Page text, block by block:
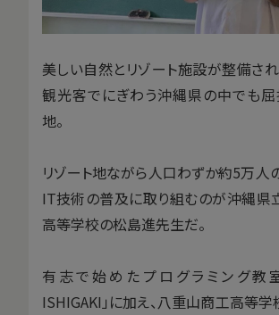
美しい自然とリゾート施設が整備さ
観光客でにぎわう沖縄県の中でも屈
地。
リゾート地ながら人口わずか約5万人
IT技術の普及に取り組むのが沖縄県
高等学校の松島進先生だ。
有志で始めたプログラミング教
ISHIGAKI」に加え、八重山商工高等